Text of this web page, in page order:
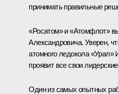
принимать правильные
«Росатом» и «Атомфлот»
Александровича. Уверен,
атомного ледокола «Урал»
проявит все свои
Один из самых опытных